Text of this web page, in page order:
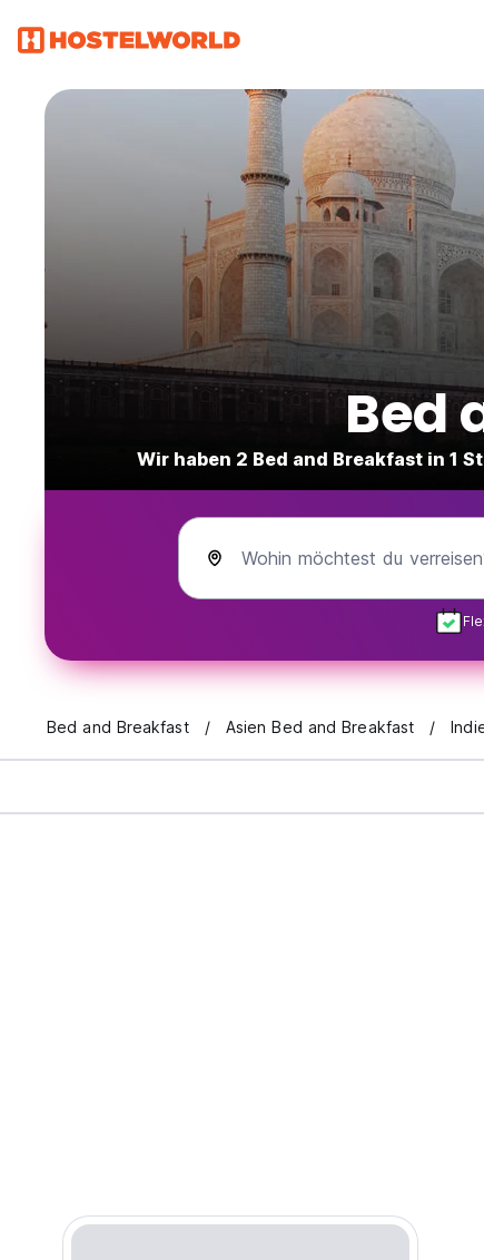
Bed
Wir haben 2 Bed and Breakfast in 1
Wohin möchtest du
Bed and Breakfast Asien Bed and Breakfast